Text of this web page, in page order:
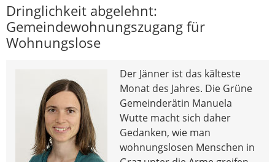
Dringlichkeit abgelehnt:
Gemeindewohnungszugang für
Wohnungslose
Der Jänner ist das kälteste
Monat des Jahres. Die Grüne
Gemeinderätin Manuela
Wutte macht sich daher
Gedanken, wie man
wohnungslosen Menschen in